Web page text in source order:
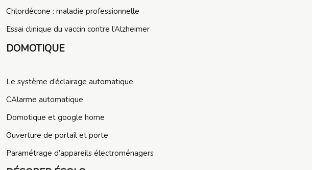
Chlordécone : maladie professionnelle
Essai clinique du vaccin contre l’Alzheimer
DOMOTIQUE
Le système d’éclairage automatique
CAlarme automatique
Domotique et google home
Ouverture de portail et porte
Paramétrage d’appareils électroménagers